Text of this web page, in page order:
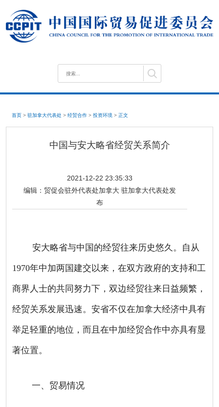
首页 > 驻加拿大代表处 > 经贸合作 > 投资环境 > 正文
中国与安大略省经贸关系简介
2021-12-22 23:35:33
编辑： 贸促会驻外代表处加拿大 驻加拿大代表处发
布
安大略省与中国的经贸往来历史悠久。自从
1970年中加两国建交以来，在双方政府的支持和工
商界人士的共同努力下，双边经贸往来日益频繁，
经贸关系发展迅速。安省不仅在加拿大经济中具有
举足轻重的地位，而且在中加经贸合作中亦具有显
著位置。
一、贸易情况